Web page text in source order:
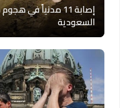
إصابة 11 مدنياً
السعودية